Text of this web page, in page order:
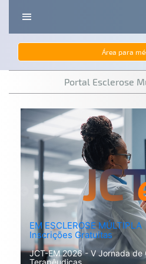
Área para
Portal Esclerose
EM ESCLEROSE
Inscrições Gratuitas
JCT-EM 2026 - V Jornada de
Terapêudicas